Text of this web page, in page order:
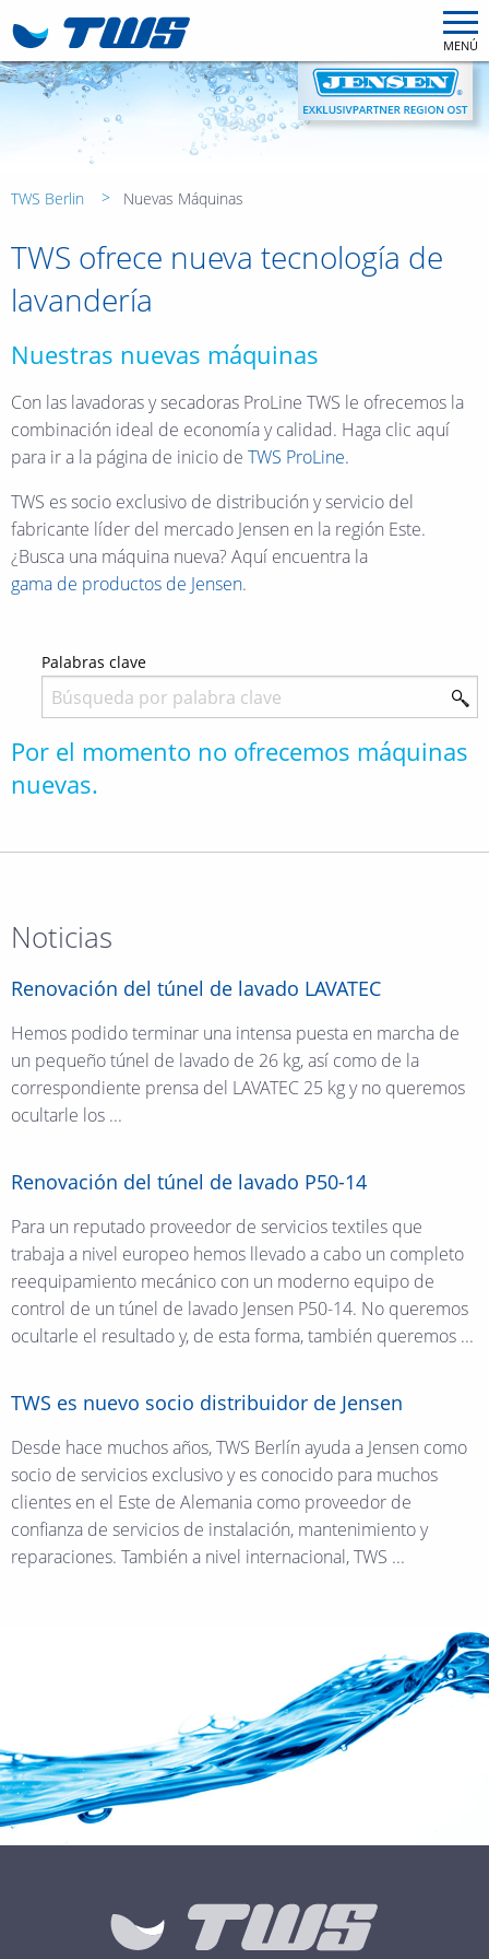
MENÚ
TWS Berlin Nuevas Máquinas
TWS ofrece nueva tecnología de
lavandería
Nuestras nuevas máquinas
Con las lavadoras y secadoras ProLine TWS le ofrecemos la
combinación ideal de economía y calidad. Haga clic aquí
para ir a la página de inicio de TWS ProLine.
TWS es socio exclusivo de distribución y servicio del
fabricante líder del mercado Jensen en la región Este.
¿Busca una máquina nueva? Aquí encuentra la
gama de productos de Jensen.
Palabras clave
Por el momento no ofrecemos máquinas
nuevas.
Noticias
Renovación del túnel de lavado LAVATEC
Hemos podido terminar una intensa puesta en marcha de
un pequeño túnel de lavado de 26 kg, así como de la
correspondiente prensa del LAVATEC 25 kg y no queremos
ocultarle los ...
Renovación del túnel de lavado P50-14
Para un reputado proveedor de servicios textiles que
trabaja a nivel europeo hemos llevado a cabo un completo
reequipamiento mecánico con un moderno equipo de
control de un túnel de lavado Jensen P50-14. No queremos
ocultarle el resultado y, de esta forma, también queremos ...
TWS es nuevo socio distribuidor de Jensen
Desde hace muchos años, TWS Berlín ayuda a Jensen como
socio de servicios exclusivo y es conocido para muchos
clientes en el Este de Alemania como proveedor de
confianza de servicios de instalación, mantenimiento y
reparaciones. También a nivel internacional, TWS ...